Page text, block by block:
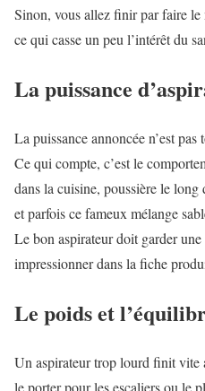
Sinon, vous allez finir par faire le
ce qui casse un peu l’intérêt du
La puissance
La puissance annoncée n’est
Ce qui compte, c’est le
dans la cuisine, poussière le
et parfois ce fameux mélange
Le bon aspirateur doit garder
impressionner dans la fiche
Le poids et
Un aspirateur trop lourd finit vite
le porter pour les escaliers ou le